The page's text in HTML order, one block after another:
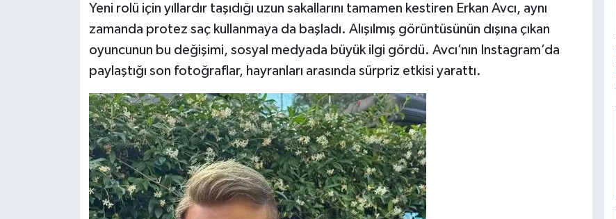
Yeni rolü için yıllardır taşıdığı uzun sakallarını tamamen kestiren Erkan Avcı, aynı
zamanda protez saç kullanmaya da başladı. Alışılmış görüntüsünün dışına çıkan
oyuncunun bu değişimi, sosyal medyada büyük ilgi gördü. Avcı’nın Instagram’da
paylaştığı son fotoğraflar, hayranları arasında sürpriz etkisi yarattı.